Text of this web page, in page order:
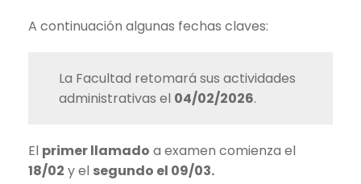
A continuación algunas fechas claves:
La Facultad retomará sus actividades
administrativas el 04/02/2026.
El primer llamado a examen comienza el
18/02 y el segundo el 09/03.